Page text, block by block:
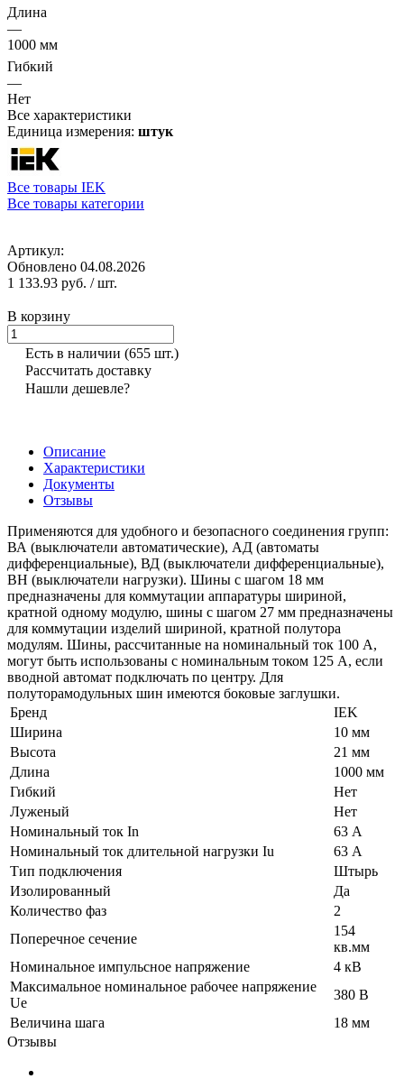
Длина
—
1000 мм
Гибкий
—
Нет
Все характеристики
Единица измерения: штук
Все товары IEK
Все товары категории
Артикул:
Обновлено 04.08.2026
1 133.93 руб. / шт.
В корзину
Есть в наличии (655 шт.)
Рассчитать доставку
Нашли дешевле?
Описание
Характеристики
Документы
Отзывы
Применяются для удобного и безопасного соединения групп:
ВА (выключатели автоматические), АД (автоматы
дифференциальные), ВД (выключатели дифференциальные),
ВН (выключатели нагрузки). Шины с шагом 18 мм
предназначены для коммутации аппаратуры шириной,
кратной одному модулю, шины с шагом 27 мм предназначены
для коммутации изделий шириной, кратной полутора
модулям. Шины, рассчитанные на номинальный ток 100 А,
могут быть использованы с номинальным током 125 А, если
вводной автомат подключать по центру. Для
полуторамодульных шин имеются боковые заглушки.
Бренд
IEK
Ширина
10 мм
Высота
21 мм
Длина
1000 мм
Гибкий
Нет
Луженый
Нет
Номинальный ток In
63 А
Номинальный ток длительной нагрузки Iu
63 А
Тип подключения
Штырь
Изолированный
Да
Количество фаз
2
Поперечное сечение
154
кв.мм
Номинальное импульсное напряжение
4 кВ
Максимальное номинальное рабочее напряжение
Ue
380 В
Величина шага
18 мм
Отзывы